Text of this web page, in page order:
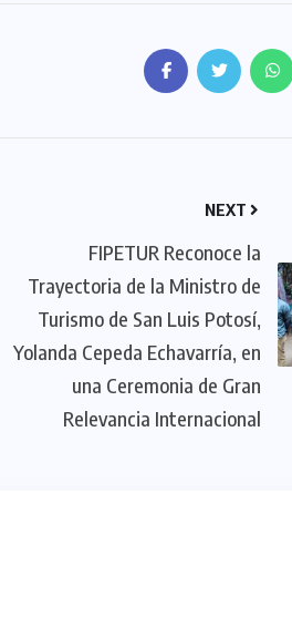
NEXT
FIPETUR Reconoce la
Trayectoria de la Ministro de
Turismo de San Luis Potosí,
Yolanda Cepeda Echavarría, en
una Ceremonia de Gran
Relevancia Internacional